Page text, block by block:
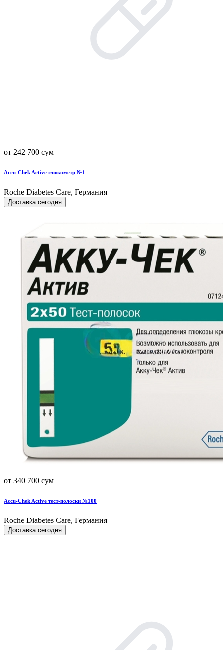
от 242 700 сум
Accu-Chek Active глюкометр №1
Roche Diabetes Care, Германия
Доставка сегодня
от 340 700 сум
Accu-Chek Active тест-полоски №100
Roche Diabetes Care, Германия
Доставка сегодня